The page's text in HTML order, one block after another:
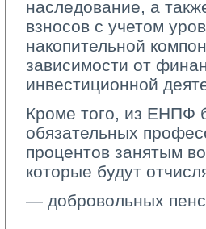
наследование, а
взносов с учетом
накопительной
зависимости от
инвестиционной
Кроме того, из ЕНПФ
обязательных
процентов занятым
которые будут
— добровольных